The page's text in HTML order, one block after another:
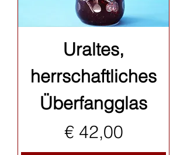
Uraltes,
herrschaftliches
Überfangglas
Preis
€ 42,00